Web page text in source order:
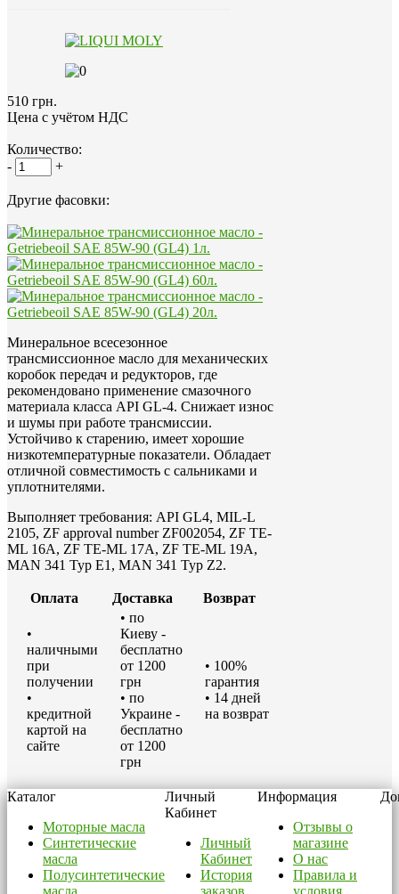
510 грн.
Цена с учётом НДС
Количество:
-
+
Другие фасовки:
Минеральное всесезонное
трансмиссионное масло для механических
коробок передач и редукторов, где
рекомендовано применение смазочного
материала класса API GL-4. Снижает износ
и шумы при работе трансмиссии.
Устойчиво к старению, имеет хорошие
низкотемпературные показатели. Обладает
отличной совместимость с сальниками и
уплотнителями.
Выполняет требования: API GL4, MIL-L
2105, ZF approval number ZF002054, ZF TE-
ML 16A, ZF TE-ML 17A, ZF TE-ML 19A,
MAN 341 Typ E1, MAN 341 Typ Z2.
Оплата Доставка Возврат
•
наличными
при
получении
•
кредитной
картой на
сайте
• по
Киеву -
бесплатно
от 1200
грн
• по
Украине -
бесплатно
от 1200
грн
• 100%
гарантия
• 14 дней
на возврат
Каталог
Моторные масла
Синтетические
масла
Полусинтетические
масла
Личный
Кабинет
Личный
Кабинет
История
заказов
Информация
Отзывы о
магазине
О нас
Правила и
условия